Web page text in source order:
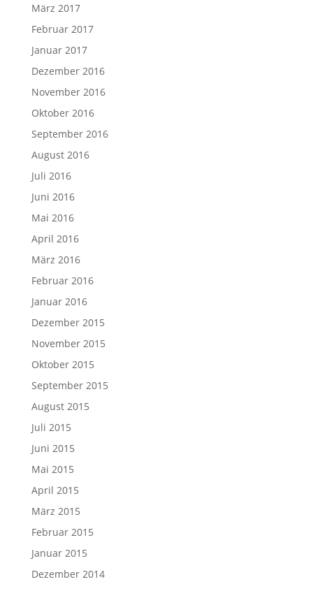
März 2017
Februar 2017
Januar 2017
Dezember 2016
November 2016
Oktober 2016
September 2016
August 2016
Juli 2016
Juni 2016
Mai 2016
April 2016
März 2016
Februar 2016
Januar 2016
Dezember 2015
November 2015
Oktober 2015
September 2015
August 2015
Juli 2015
Juni 2015
Mai 2015
April 2015
März 2015
Februar 2015
Januar 2015
Dezember 2014